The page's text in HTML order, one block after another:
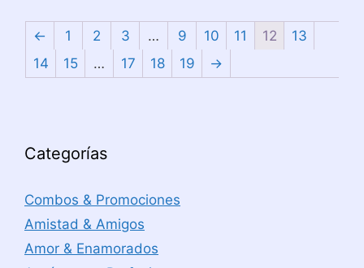
← 1 2 3 … 9 10 11 12
13
14
15 … 17 18 19 →
Categorías
Combos & Promociones
Amistad & Amigos
Amor & Enamorados